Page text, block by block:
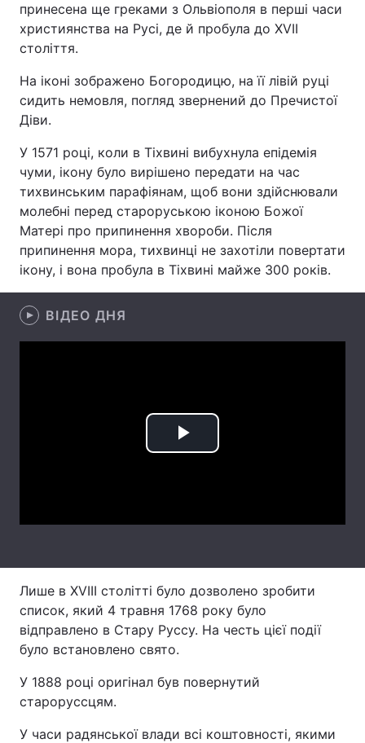
Головна Війна
Економіка Світ
Техно і зв'язок Лайт
Зброя Інциденти
Здоров'я Туризм
Екологія
принесена ще греками з Ольвіополя в перші часи
християнства на Русі, де й пробула до XVII
століття.
На іконі зображено Богородицю, на її лівій руці
сидить немовля, погляд звернений до Пречистої
Діви.
У 1571 році, коли в Тіхвині вибухнула епідемія
чуми, ікону було вирішено передати на час
тихвинським парафіянам, щоб вони здійснювали
молебні перед староруською іконою Божої
Матері про припинення хвороби. Після
припинення мора, тихвинці не захотіли повертати
ікону, і вона пробула в Тіхвині майже 300 років.
ВІДЕО ДНЯ
Play
Лише в XVIII столітті було дозволено зробити
список, який 4 травня 1768 року було
відправлено в Стару Руссу. На честь цієї події
було встановлено свято.
У 1888 році оригінал був повернутий
староруссцям.
У часи радянської влади всі коштовності, якими